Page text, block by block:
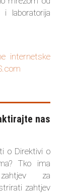
laboratorija
internetske
nas
o Direktivi o
Tko ima
za
zahtjev